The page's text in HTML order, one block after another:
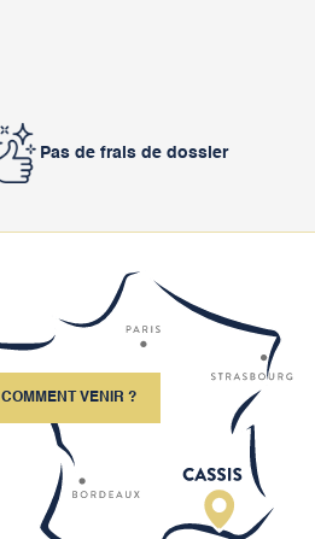
Pas de frais de dossier
COMMENT VENIR ?